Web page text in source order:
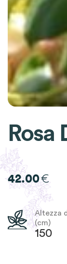
Rosa
42.00€
Altezza
(cm)
150